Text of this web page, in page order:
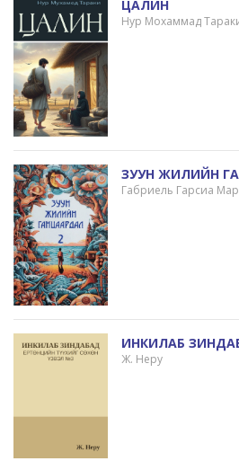
ЦАЛИН
Нур Мохаммад
ЗУУН ЖИЛИЙН
Габриель Гарсиа
ИНКИЛАБ
Ж. Неру